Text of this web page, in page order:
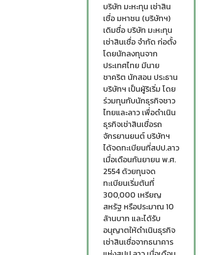
บริษัท มะหะทุน เช่าสิน
เชื่อ มหาชน (บริษัทฯ)
เดิมชื่อ บริษัท มะหะทุน
เช่าสินเชื่อ จำกัด ก่อตั้ง
โดยนักลงทุนจาก
ประเทศไทย มีนาย
ชาคริต นักสอน ประธาน
บริษัทฯ เป็นผู้ริเริ่ม โดย
ร่วมทุนกับนักธุรกิจชาว
ไทยและลาว เพื่อดำเนิน
ธุรกิจเช่าสินเชื่อรถ
จักรยานยนต์ บริษัทฯ
ได้จดทะเบียนที่สปป.ลาว
เมื่อเดือนกันยายน พ.ศ.
2554 ด้วยทุนจด
ทะเบียนเริ่มต้นที่
300,000 เหรียญ
สหรัฐ หรือประมาณ 10
ล้านบาท และได้รับ
อนุญาตให้ดำเนินธุรกิจ
เช่าสินเชื่อจากธนาคาร